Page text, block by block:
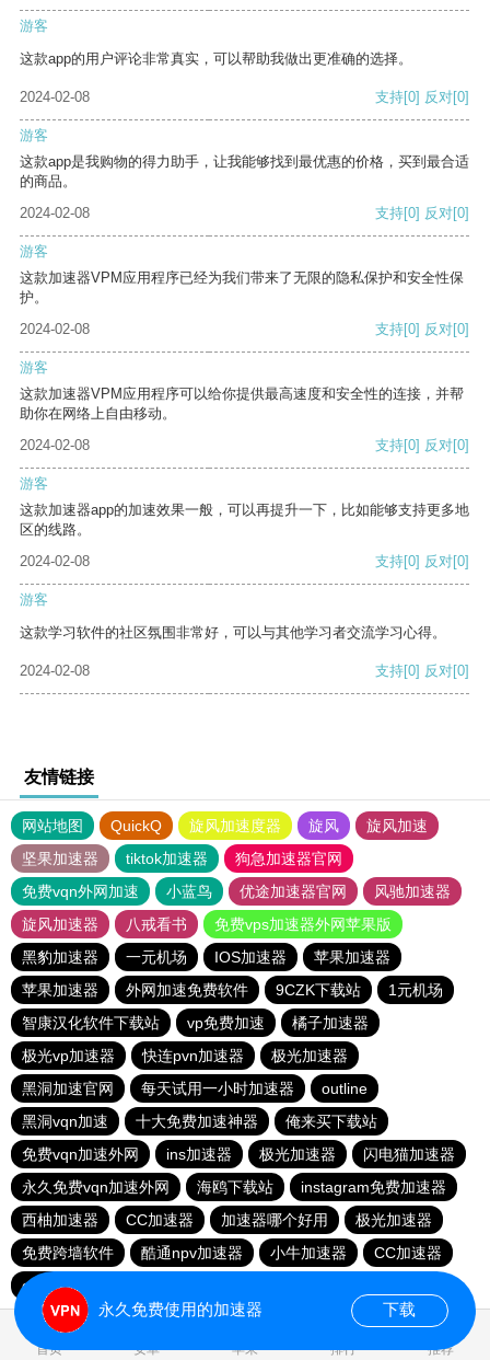
游客
这款app的用户评论非常真实，可以帮助我做出更准确的选择。
2024-02-08 支持[0] 反对[0]
游客
这款app是我购物的得力助手，让我能够找到最优惠的价格，买到最合适
的商品。
2024-02-08
支持[0] 反对[0]
游客
这款加速器VPM应用程序已经为我们带来了无限的隐私保护和安全性保
护。
2024-02-08
支持[0] 反对[0]
游客
这款加速器VPM应用程序可以给你提供最高速度和安全性的连接，并帮
助你在网络上自由移动。
2024-02-08
支持[0] 反对[0]
游客
这款加速器app的加速效果一般，可以再提升一下，比如能够支持更多地
区的线路。
2024-02-08
支持[0] 反对[0]
游客
这款学习软件的社区氛围非常好，可以与其他学习者交流学习心得。
2024-02-08 支持[0] 反对[0]
友情链接
网站地图 QuickQ 旋风加速度器 旋风
旋风加速
坚果加速器
tiktok加速器
狗急加速器官网
免费vqn外网加速
小蓝鸟 优途加速器官网
风驰加速器
旋风加速器
八戒看书
免费vps加速器外网苹果版
黑豹加速器
一元机场 IOS加速器
苹果加速器
苹果加速器
外网加速免费软件 9CZK下载站
1元机场
智康汉化软件下载站
vp免费加速
橘子加速器
极光vp加速器
快连pvn加速器
极光加速器
黑洞加速官网
每天试用一小时加速器
outline
黑洞vqn加速
十大免费加速神器
俺来买下载站
免费vqn加速外网
ins加速器 极光加速器
闪电猫加速器
永久免费vqn加速外网
海鸥下载站
instagram免费加速器
西柚加速器
CC加速器 加速器哪个好用
极光加速器
免费跨墙软件
酷通npv加速器 小牛加速器
CC加速器
quickq
首页 安卓 苹果 排行 推荐
永久免费使用的加速器 下载
1.495504s